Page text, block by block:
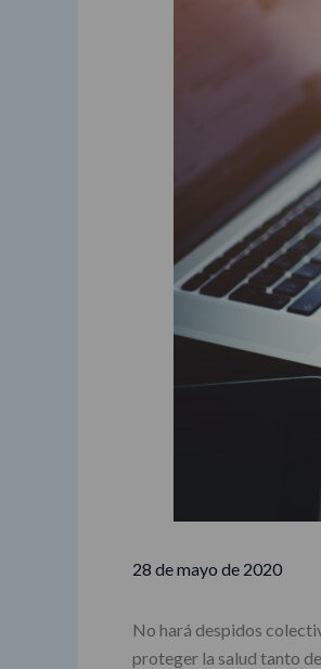
28 de mayo de 2020
No hará despidos
proteger la salud tanto